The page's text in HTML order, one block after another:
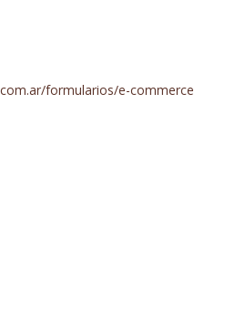
formularios/e-commerce